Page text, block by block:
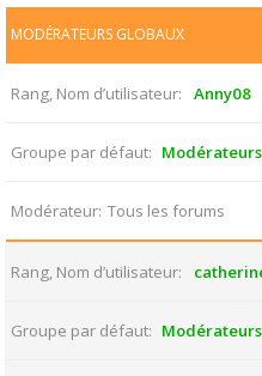
MODÉRATEURS GLOBAUX
Rang, Nom d’utilisateur Anny08
Groupe par défaut
Modérateur Tous les forums
Rang, Nom d’utilisateur
Groupe par défaut